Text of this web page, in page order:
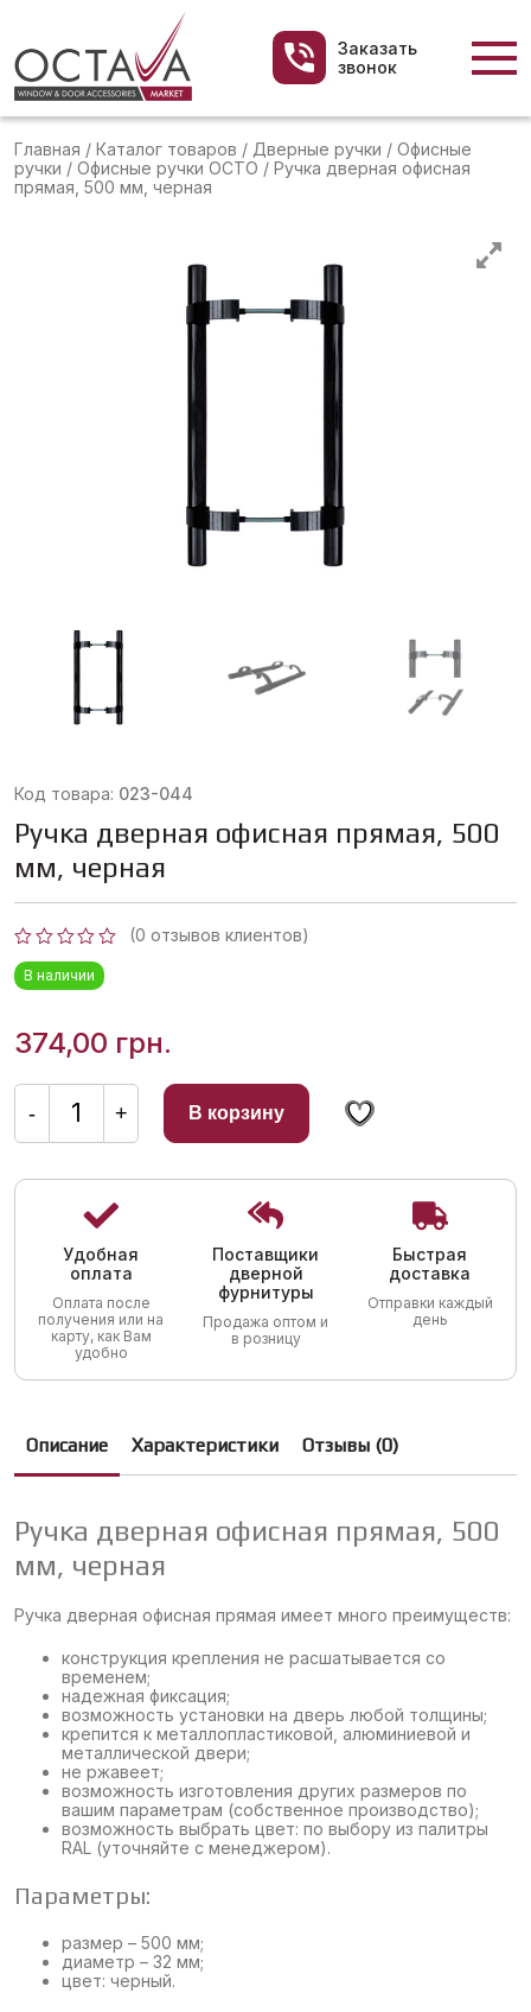
Заказать
звонок
Главная / Каталог товаров / Дверные ручки / Офисные
ручки / Офисные ручки OCTO / Ручка дверная офисная
прямая, 500 мм, черная
Код товара: 023-044
Ручка дверная офисная прямая, 500
мм, черная
Оценка
0
из
(0 отзывов клиентов)
В наличии
374,00 грн.
-
Количество
товара
Ручка
дверная
черная
+ В корзину
Удобная
оплата
Оплата после
получения или на
карту, как Вам
удобно
Поставщики
дверной
фурнитуры
Продажа оптом и
в розницу
Быстрая
доставка
Отправки каждый
день
Описание Характеристики Отзывы (0)
Ручка дверная офисная прямая, 500
мм, черная
Ручка дверная офисная прямая имеет много преимуществ:
конструкция крепления не расшатывается со
временем;
надежная фиксация;
возможность установки на дверь любой толщины;
крепится к металлопластиковой, алюминиевой и
металлической двери;
не ржавеет;
возможность изготовления других размеров по
вашим параметрам (собственное производство);
возможность выбрать цвет: по выбору из палитры
RAL (уточняйте с менеджером).
Параметры:
размер – 500 мм;
диаметр – 32 мм;
цвет: черный.